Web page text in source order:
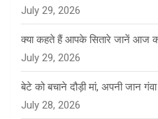
July 29, 2026
क्या कहते हैं आपके सितारे जानें आज
July 29, 2026
बेटे को बचाने दौड़ी मां, अपनी जान गंवा
July 28, 2026